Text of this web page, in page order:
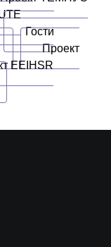
Гости
Проект
EEIHSR